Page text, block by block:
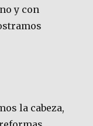
y con
la cabeza,